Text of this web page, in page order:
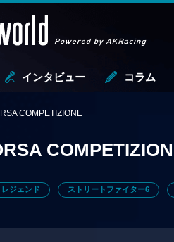
インタビュー コラム
COMPETIZIONE
ジェンド ストリートファイター6